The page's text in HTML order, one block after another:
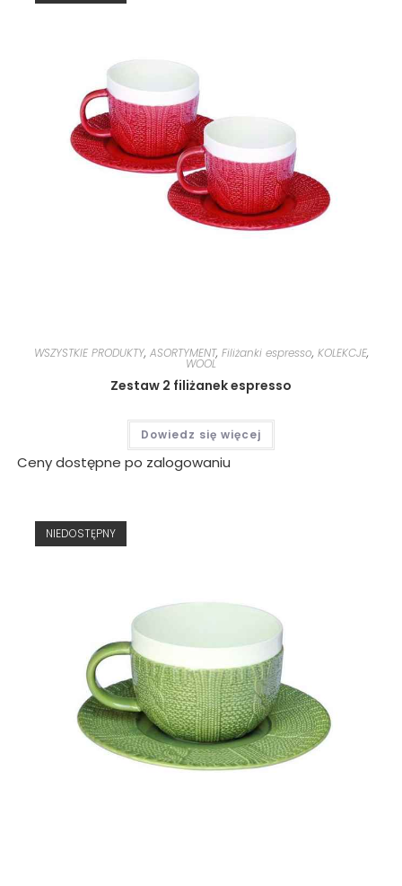
WSZYSTKIE PRODUKTY, ASORTYMENT, Filiżanki espresso, KOLEKCJE,
WOOL
Zestaw 2 filiżanek espresso
Dowiedz się więcej
Ceny dostępne po zalogowaniu
NIEDOSTĘPNY